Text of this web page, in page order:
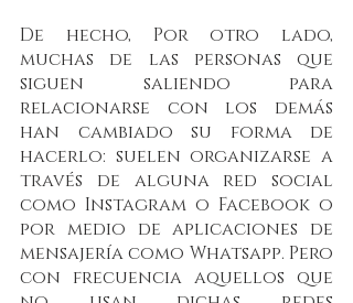
De hecho, Por otro lado,
muchas de las personas que
siguen saliendo para
relacionarse con los demás
han cambiado su forma de
hacerlo: suelen organizarse a
través de alguna red social
como Instagram o Facebook o
por medio de aplicaciones de
mensajería como Whatsapp. Pero
con frecuencia aquellos que